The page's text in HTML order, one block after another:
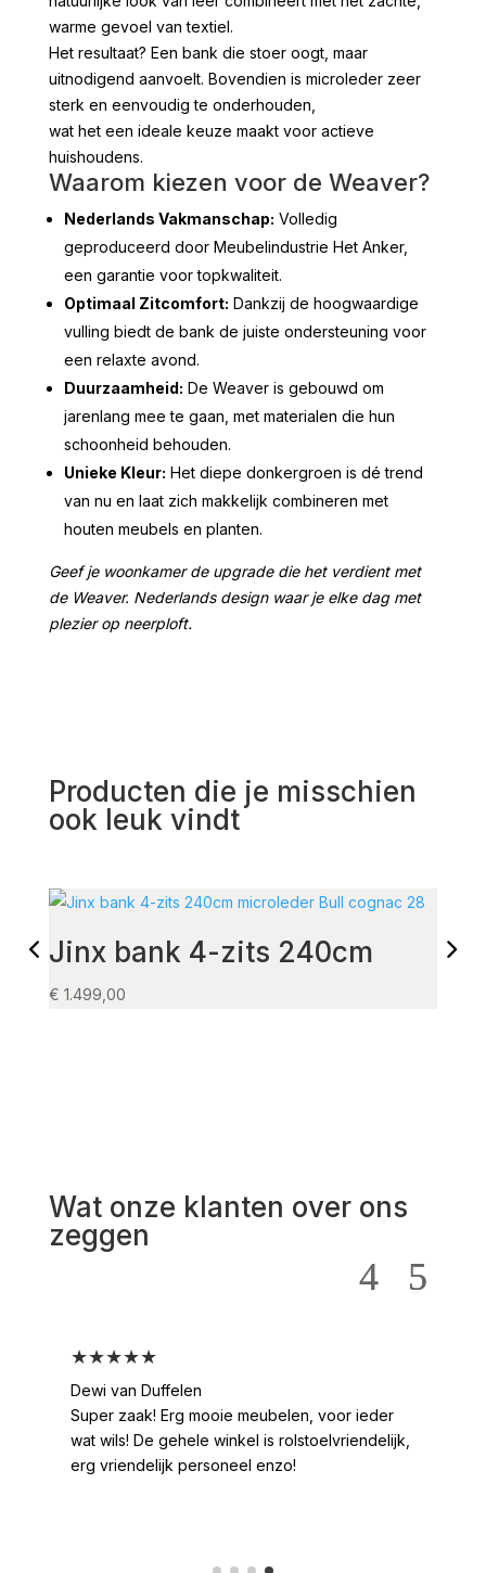
warme gevoel van textiel.
Het resultaat? Een bank die stoer oogt, maar
uitnodigend aanvoelt. Bovendien is microleder zeer
sterk en eenvoudig te onderhouden,
wat het een ideale keuze maakt voor actieve
huishoudens.
Waarom kiezen voor de Weaver?
Nederlands Vakmanschap: Volledig
geproduceerd door Meubelindustrie Het Anker,
een garantie voor topkwaliteit.
Optimaal Zitcomfort: Dankzij de hoogwaardige
vulling biedt de bank de juiste ondersteuning voor
een relaxte avond.
Duurzaamheid: De Weaver is gebouwd om
jarenlang mee te gaan, met materialen die hun
schoonheid behouden.
Unieke Kleur: Het diepe donkergroen is dé trend
van nu en laat zich makkelijk combineren met
houten meubels en planten.
Geef je woonkamer de upgrade die het verdient met
de Weaver. Nederlands design waar je elke dag met
plezier op neerploft.
Producten die je misschien
ook leuk vindt
Jinx bank 4-zits 240cm
€ 1.499,00
Wat onze klanten over ons
zeggen
★★★★★
Dewi van Duffelen
Super zaak! Erg mooie meubelen, voor ieder
wat wils! De gehele winkel is rolstoelvriendelijk,
erg vriendelijk personeel enzo!